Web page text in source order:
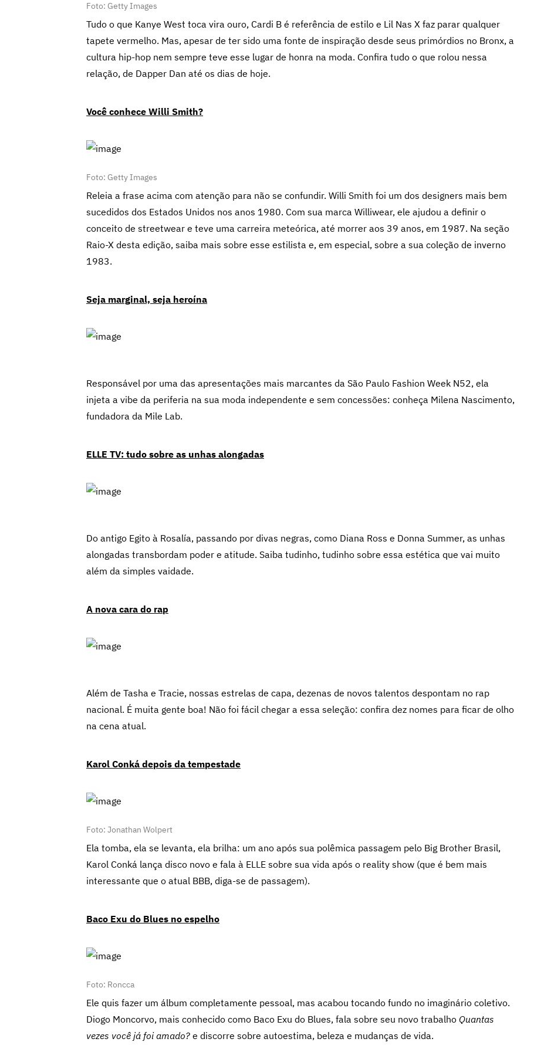
Foto: Getty Images
Tudo o que Kanye West toca vira ouro, Cardi B é referência de estilo e Lil Nas X faz parar qualquer
tapete vermelho. Mas, apesar de ter sido uma fonte de inspiração desde seus primórdios no Bronx, a
cultura hip-hop nem sempre teve esse lugar de honra na moda. Confira tudo o que rolou nessa
relação, de Dapper Dan até os dias de hoje.
Você conhece Willi Smith?
Foto: Getty Images
Releia a frase acima com atenção para não se confundir. Willi Smith foi um dos designers mais bem
sucedidos dos Estados Unidos nos anos 1980. Com sua marca Williwear, ele ajudou a definir o
conceito de streetwear e teve uma carreira meteórica, até morrer aos 39 anos, em 1987. Na seção
Raio-X desta edição, saiba mais sobre esse estilista e, em especial, sobre a sua coleção de inverno
1983.
Seja marginal, seja heroína
Responsável por uma das apresentações mais marcantes da São Paulo Fashion Week N52, ela
injeta a vibe da periferia na sua moda independente e sem concessões: conheça Milena Nascimento,
fundadora da Mile Lab.
ELLE TV: tudo sobre as unhas alongadas
Do antigo Egito à Rosalía, passando por divas negras, como Diana Ross e Donna Summer, as unhas
alongadas transbordam poder e atitude. Saiba tudinho, tudinho sobre essa estética que vai muito
além da simples vaidade.
A nova cara do rap
Além de Tasha e Tracie, nossas estrelas de capa, dezenas de novos talentos despontam no rap
nacional. É muita gente boa! Não foi fácil chegar a essa seleção: confira dez nomes para ficar de olho
na cena atual.
Karol Conká depois da tempestade
Foto: Jonathan Wolpert
Ela tomba, ela se levanta, ela brilha: um ano após sua polêmica passagem pelo Big Brother Brasil,
Karol Conká lança disco novo e fala à ELLE sobre sua vida após o reality show (que é bem mais
interessante que o atual BBB, diga-se de passagem).
Baco Exu do Blues no espelho
Foto: Roncca
Ele quis fazer um álbum completamente pessoal, mas acabou tocando fundo no imaginário coletivo.
Diogo Moncorvo, mais conhecido como Baco Exu do Blues, fala sobre seu novo trabalho Quantas
vezes você já foi amado? e discorre sobre autoestima, beleza e mudanças de vida.